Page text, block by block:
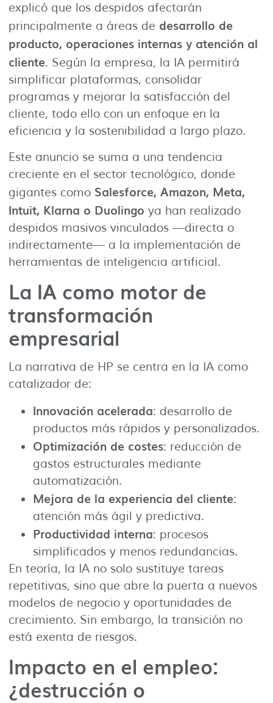
explicó que los despidos afectarán
principalmente a áreas de desarrollo de
producto, operaciones internas y atención al
cliente. Según la empresa, la IA permitirá
simplificar plataformas, consolidar
programas y mejorar la satisfacción del
cliente, todo ello con un enfoque en la
eficiencia y la sostenibilidad a largo plazo.
Este anuncio se suma a una tendencia
creciente en el sector tecnológico, donde
gigantes como Salesforce, Amazon, Meta,
Intuit, Klarna o Duolingo ya han realizado
despidos masivos vinculados —directa o
indirectamente— a la implementación de
herramientas de inteligencia artificial.
La IA como motor de
transformación
empresarial
La narrativa de HP se centra en la IA como
catalizador de:
Innovación acelerada: desarrollo de
productos más rápidos y personalizados.
Optimización de costes: reducción de
gastos estructurales mediante
automatización.
Mejora de la experiencia del cliente:
atención más ágil y predictiva.
Productividad interna: procesos
simplificados y menos redundancias.
En teoría, la IA no solo sustituye tareas
repetitivas, sino que abre la puerta a nuevos
modelos de negocio y oportunidades de
crecimiento. Sin embargo, la transición no
está exenta de riesgos.
Impacto en el empleo:
¿destrucción o